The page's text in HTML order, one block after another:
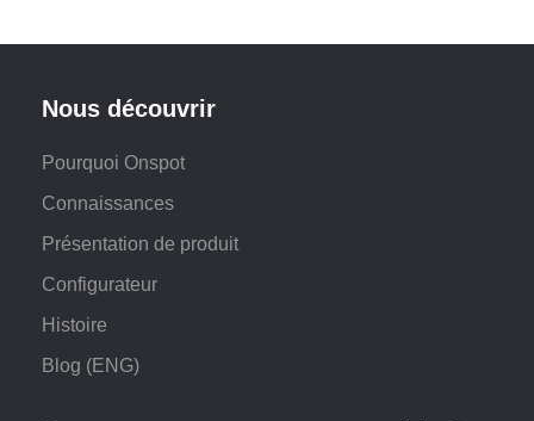
Nous découvrir
Pourquoi Onspot
Connaissances
Présentation de produit
Configurateur
Histoire
Blog (ENG)